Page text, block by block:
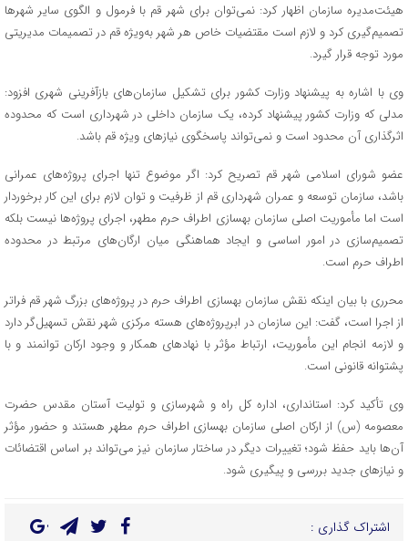
هیئت‌مدیره سازمان اظهار کرد: نمی‌توان برای شهر قم با فرمول و الگوی سایر شهرها
تصمیم‌گیری کرد و لازم است مقتضیات خاص هر شهر به‌ویژه قم در تصمیمات مدیریتی
مورد توجه قرار گیرد.
وی با اشاره به پیشنهاد وزارت کشور برای تشکیل سازمان‌های بازآفرینی شهری افزود:
مدلی که وزارت کشور پیشنهاد کرده، یک سازمان داخلی در شهرداری است که محدوده
اثرگذاری آن محدود است و نمی‌تواند پاسخگوی نیازهای ویژه قم باشد.
عضو شورای اسلامی شهر قم تصریح کرد: اگر موضوع تنها اجرای پروژه‌های عمرانی
باشد، سازمان توسعه و عمران شهرداری قم از ظرفیت و توان لازم برای این کار برخوردار
است اما مأموریت اصلی سازمان بهسازی اطراف حرم مطهر، اجرای پروژه‌ها نیست بلکه
تصمیم‌سازی در امور اساسی و ایجاد هماهنگی میان ارگان‌های مرتبط در محدوده
اطراف حرم است.
محرری با بیان اینکه نقش سازمان بهسازی اطراف حرم در پروژه‌های بزرگ شهر قم فراتر
از اجرا است، گفت: این سازمان در ابرپروژه‌های هسته مرکزی شهر نقش تسهیل‌گر دارد
و لازمه انجام این مأموریت، ارتباط مؤثر با نهادهای همکار و وجود ارکان توانمند و با
پشتوانه قانونی است.
وی تأکید کرد: استانداری، اداره کل راه و شهرسازی و تولیت آستان مقدس حضرت
معصومه (س) از ارکان اصلی سازمان بهسازی اطراف حرم مطهر هستند و حضور مؤثر
آن‌ها باید حفظ شود؛ تغییرات دیگر در ساختار سازمان نیز می‌تواند بر اساس اقتضائات
و نیازهای جدید بررسی و پیگیری شود.
اشتراک گذاری :